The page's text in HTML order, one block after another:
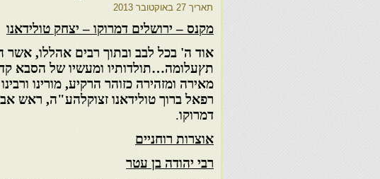
תאריך 27 באוקטובר 2013
מקנס – ירושלים דמרוקו – יצחק טולידאנו
אוד ה' בכל לבב ובתוך רבים אהללו, אשר
תץעלומה…תולדותיו ומעשיו של הסבא
מאירה ומזהירה כזוהר הרקיע, מורינו
רפאל ברוך טולידאנו זצוקלהע"ה, ראש
דמרוקו.
אוצרות רוחניים
רבי יהודה בן עטר